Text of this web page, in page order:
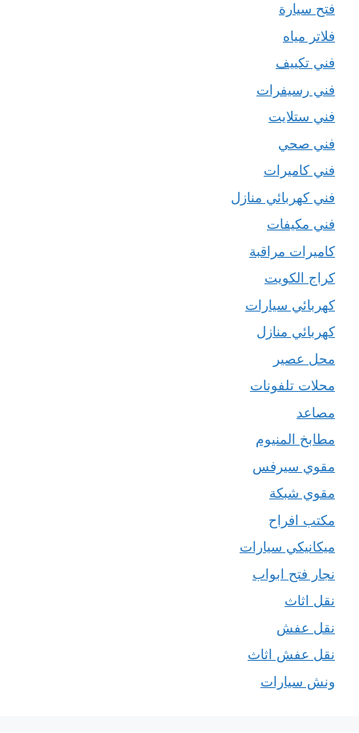
فتح سيارة
فلاتر مياه
فني تكييف
فني رسيفرات
فني ستلايت
فني صحي
فني كاميرات
فني كهربائي منازل
فني مكيفات
كاميرات مراقبة
كراج الكويت
كهربائي سيارات
كهربائي منازل
محل عصير
محلات تلفونات
مصاعد
مطابخ المنيوم
مقوي سيرفس
مقوي شبكة
مكتب افراح
ميكانيكي سيارات
نجار فتح ابواب
نقل اثاث
نقل عفش
نقل عفش اثاث
ونش سيارات